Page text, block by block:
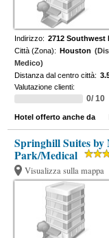
Indirizzo: 2712 Southwest
Città (Zona): Houston
Medico)
Distanza dal centro città:
Valutazione clienti:
0/ 10
Hotel offerto anche da
Springhill Suites
Park/Medical
Visualizza sulla mappa